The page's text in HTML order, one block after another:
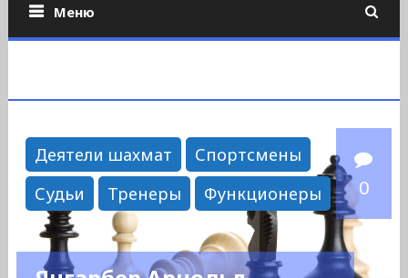
Меню
Деятели шахмат
Спортсмены
Судьи
Тренеры Функционеры 0